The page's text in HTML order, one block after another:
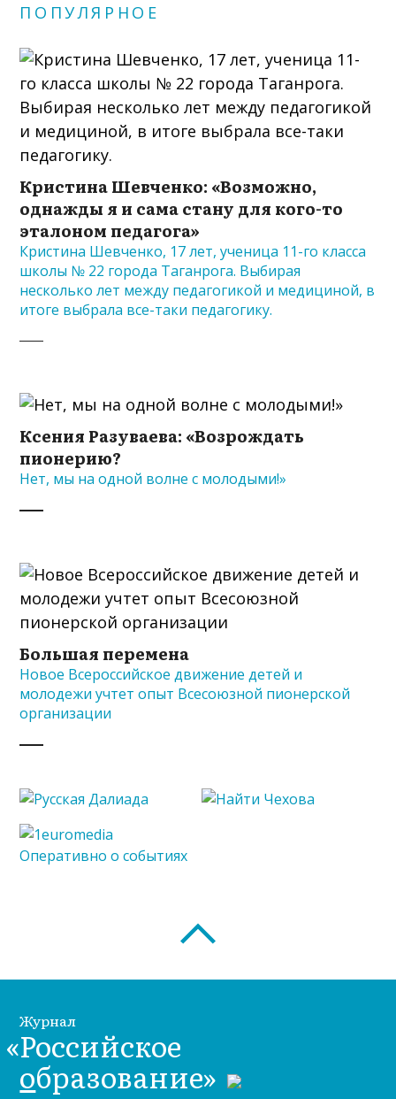
ПОПУЛЯРНОЕ
Кристина Шевченко: «Возможно,
однажды я и сама стану для кого-то
эталоном педагога»
Кристина Шевченко, 17 лет, ученица 11-го класса
школы № 22 города Таганрога. Выбирая
несколько лет между педагогикой и медициной, в
итоге выбрала все-таки педагогику.
Ксения Разуваева: «Возрождать
пионерию?
Нет, мы на одной волне с молодыми!»
Большая перемена
Новое Всероссийское движение детей и
молодежи учтет опыт Всесоюзной пионерской
организации
Журнал
«Российское
образование»